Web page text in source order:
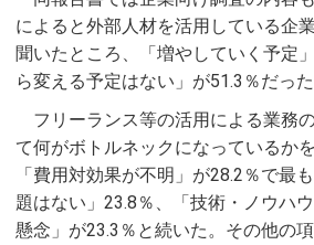
によると外部人材を活用している企
聞いたところ、「増やしていく予定
ら変える予定はない」が51.3％だった
フリーランス等の活用による業務
て何がボトルネックになっているか
「費用対効果が不明」が28.2％で最
題はない」23.8％、「技術・ノウハ
懸念」が23.3％と続いた。その他の